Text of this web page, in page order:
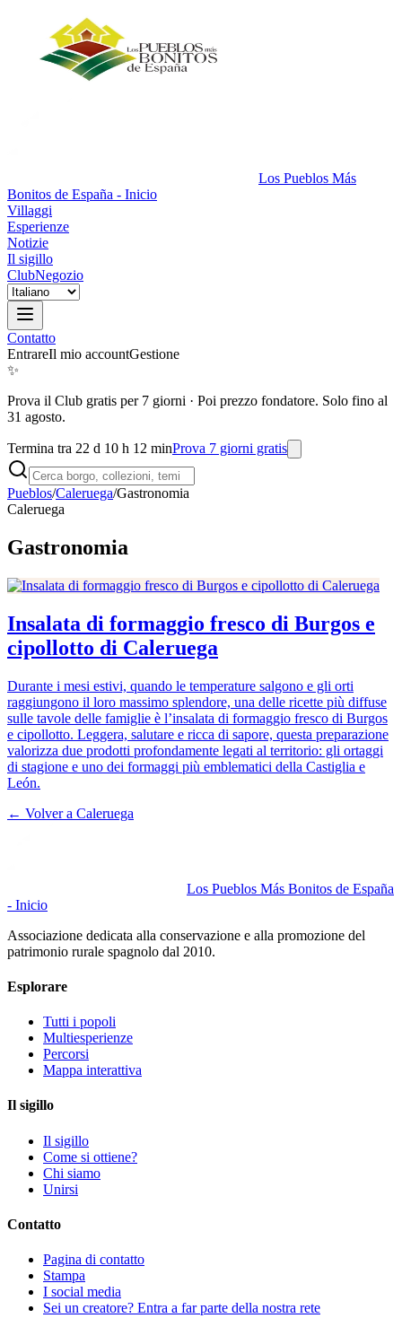
Los Pueblos Más
Bonitos de España - Inicio
Villaggi
Esperienze
Notizie
Il sigillo
ClubNegozio
Contatto
EntrareIl mio accountGestione
✨
Prova il Club gratis per 7 giorni · Poi prezzo fondatore. Solo fino al
31 agosto.
Termina tra 22 d 10 h 12 minProva 7 giorni gratis
Pueblos/Caleruega/Gastronomia
Caleruega
Gastronomia
Insalata di formaggio fresco di Burgos e
cipollotto di Caleruega
Durante i mesi estivi, quando le temperature salgono e gli orti
raggiungono il loro massimo splendore, una delle ricette più diffuse
sulle tavole delle famiglie è l’insalata di formaggio fresco di Burgos
e cipollotto. Leggera, salutare e ricca di sapore, questa preparazione
valorizza due prodotti profondamente legati al territorio: gli ortaggi
di stagione e uno dei formaggi più emblematici della Castiglia e
León.
← Volver a Caleruega
Los Pueblos Más Bonitos de España
- Inicio
Associazione dedicata alla conservazione e alla promozione del
patrimonio rurale spagnolo dal 2010.
Esplorare
Tutti i popoli
Multiesperienze
Percorsi
Mappa interattiva
Il sigillo
Il sigillo
Come si ottiene?
Chi siamo
Unirsi
Contatto
Pagina di contatto
Stampa
I social media
Sei un creatore? Entra a far parte della nostra rete